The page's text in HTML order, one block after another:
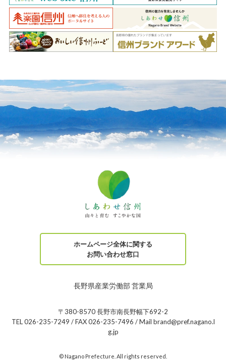
ホームページ全体に関する
お問い合わせ窓口
長野県産業労働部 営業局
〒380-8570 長野市南長野幅下692-2
TEL 026-235-7249 / FAX 026-235-7496 / Mail brand@pref.nagano.l
g.jp
© Nagano Prefecture. All rights reserved.